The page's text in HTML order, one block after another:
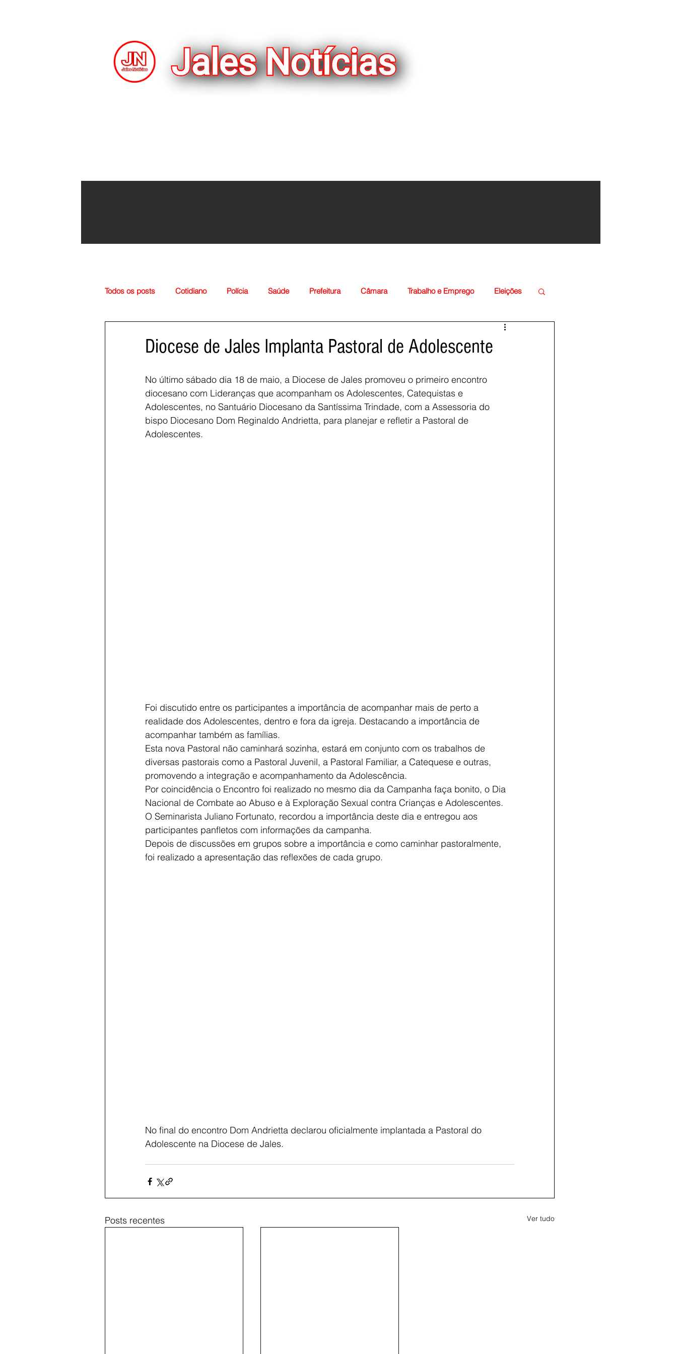
Voltar
Todos os posts Cotidiano Polícia Saúde Prefeitura Câmara Trabalho e Emprego Eleições
Diocese de Jales Implanta Pastoral de Adolescente
No último sábado dia 18 de maio, a Diocese de Jales promoveu o primeiro encontro
diocesano com Lideranças que acompanham os Adolescentes, Catequistas e
Adolescentes, no Santuário Diocesano da Santíssima Trindade, com a Assessoria do
bispo Diocesano Dom Reginaldo Andrietta, para planejar e refletir a Pastoral de
Adolescentes.
Foi discutido entre os participantes a importância de acompanhar mais de perto a
realidade dos Adolescentes, dentro e fora da igreja. Destacando a importância de
acompanhar também as famílias.
Esta nova Pastoral não caminhará sozinha, estará em conjunto com os trabalhos de
diversas pastorais como a Pastoral Juvenil, a Pastoral Familiar, a Catequese e outras,
promovendo a integração e acompanhamento da Adolescência.
Por coincidência o Encontro foi realizado no mesmo dia da Campanha faça bonito, o Dia
Nacional de Combate ao Abuso e à Exploração Sexual contra Crianças e Adolescentes.
O Seminarista Juliano Fortunato, recordou a importância deste dia e entregou aos
participantes panfletos com informações da campanha.
Depois de discussões em grupos sobre a importância e como caminhar pastoralmente,
foi realizado a apresentação das reflexões de cada grupo.
No final do encontro Dom Andrietta declarou oficialmente implantada a Pastoral do
Adolescente na Diocese de Jales.
Posts recentes Ver tudo